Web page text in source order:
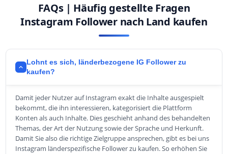
FAQs | Häufig gestellte Fragen
Instagram Follower nach Land kaufen
Lohnt es sich, länderbezogene IG Follower zu
kaufen?
Damit jeder Nutzer auf Instagram exakt die Inhalte ausgespielt
bekommt, die ihn interessieren, kategorisiert die Plattform
Konten als auch Inhalte. Dies geschieht anhand des behandelten
Themas, der Art der Nutzung sowie der Sprache und Herkunft.
Damit Sie also die richtige Zielgruppe ansprechen, gibt es bei uns
Instagram länderspezifische Follower zu kaufen. So erhöhen Sie